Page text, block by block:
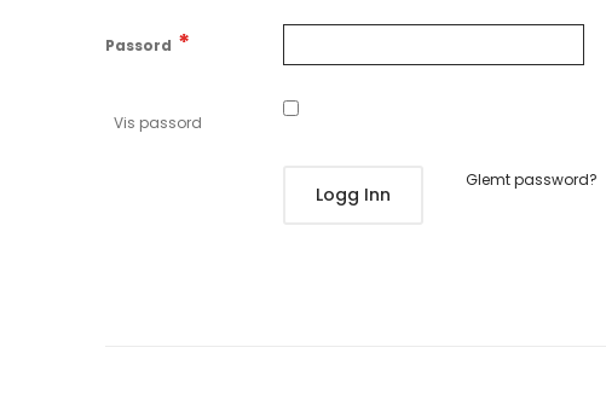
Passord
Vis passord
Logg Inn
Glemt password?